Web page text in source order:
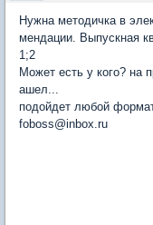
Нужна методичка в
мендации. Выпускная
1;2
Может есть у кого? на
ашел...
подойдет любой
foboss@inbox.ru